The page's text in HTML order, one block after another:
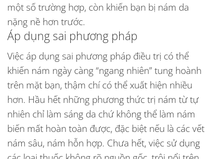
một số trường hợp, còn khiến bạn bị nám da
nặng nề hơn trước.
Áp dụng sai phương pháp
Việc áp dụng sai phương pháp điều trị có thể
khiến nám ngày càng “ngang nhiên” tung hoành
trên mặt bạn, thậm chí có thể xuất hiện nhiều
hơn. Hầu hết những phương thức trị nám từ tự
nhiên chỉ làm sáng da chứ không thể làm nám
biến mất hoàn toàn được, đặc biệt nếu là các vết
nám sâu, nám hỗn hợp. Chưa hết, việc sử dụng